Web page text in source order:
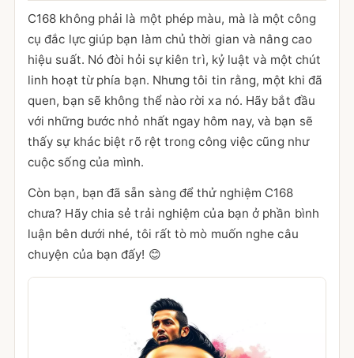
C168 không phải là một phép màu, mà là một công
cụ đắc lực giúp bạn làm chủ thời gian và nâng cao
hiệu suất. Nó đòi hỏi sự kiên trì, kỷ luật và một chút
linh hoạt từ phía bạn. Nhưng tôi tin rằng, một khi đã
quen, bạn sẽ không thể nào rời xa nó. Hãy bắt đầu
với những bước nhỏ nhất ngay hôm nay, và bạn sẽ
thấy sự khác biệt rõ rệt trong công việc cũng như
cuộc sống của mình.
Còn bạn, bạn đã sẵn sàng để thử nghiệm C168
chưa? Hãy chia sẻ trải nghiệm của bạn ở phần bình
luận bên dưới nhé, tôi rất tò mò muốn nghe câu
chuyện của bạn đấy! 😊